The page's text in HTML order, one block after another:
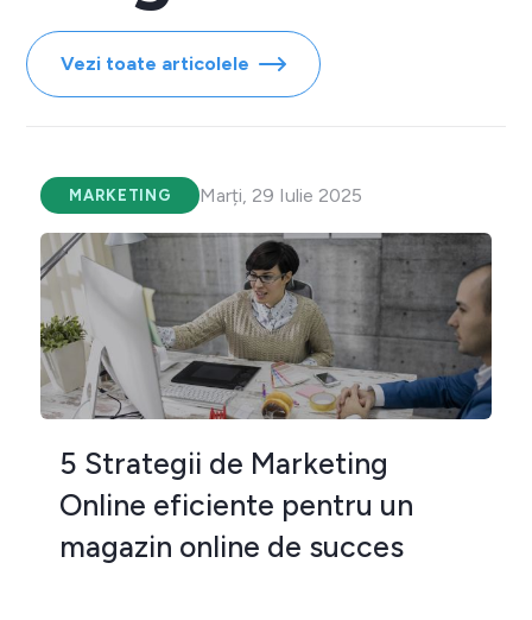
Vezi toate articolele
MARKETING Marți, 29 Iulie 2025
5 Strategii de Marketing
Online eficiente pentru un
magazin online de succes